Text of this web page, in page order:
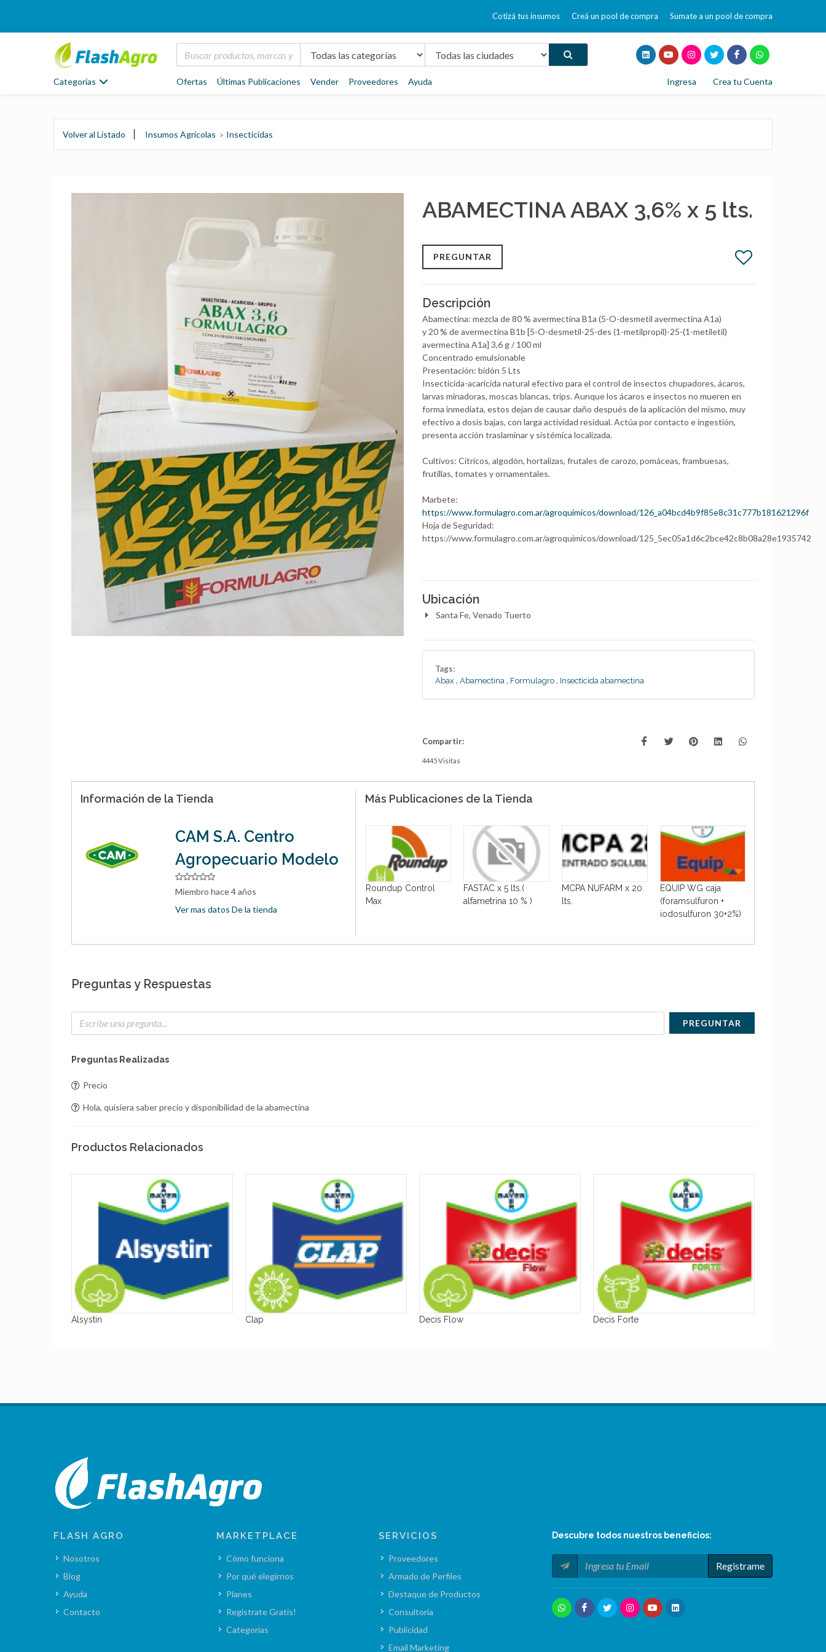
Cotizá tus insumos Creá un pool de compra Sumate a un pool de compra
Categorías Ofertas Últimas Publicaciones Vender Proveedores Ayuda Ingresa Crea tu Cuenta
Volver al Listado Insumos Agrícolas Insecticidas
ABAMECTINA ABAX 3,6% x 5 lts.
PREGUNTAR
Descripción
Abamectina: mezcla de 80 % avermectina B1a (5-O-desmetil avermectina A1a)
y 20 % de avermectina B1b [5-O-desmetil-25-des (1-metilpropil)-25-(1-metiletil)
avermectina A1a] 3,6 g / 100 ml
Concentrado emulsionable
Presentación: bidón 5 Lts
Insecticida-acaricida natural efectivo para el control de insectos chupadores, ácaros,
larvas minadoras, moscas blancas, trips. Aunque los ácaros e insectos no mueren en
forma inmediata, estos dejan de causar daño después de la aplicación del mismo, muy
efectivo a dosis bajas, con larga actividad residual. Actúa por contacto e ingestión,
presenta acción traslaminar y sistémica localizada.
Cultivos: Citricos, algodón, hortalizas, frutales de carozo, pomáceas, frambuesas,
frutillas, tomates y ornamentales.
Marbete:
https://www.formulagro.com.ar/agroquimicos/download/126_a04bcd4b9f85e8c31c777b181621296f
Hoja de Seguridad:
https://www.formulagro.com.ar/agroquimicos/download/125_5ec05a1d6c2bce42c8b08a28e1935742
Ubicación
Santa Fe, Venado Tuerto
Tags:
Abax , Abamectina , Formulagro , Insecticida abamectina
Compartir:
4445 Visitas
Información de la Tienda
CAM S.A. Centro
Agropecuario Modelo
Miembro hace 4 años
Ver mas datos De la tienda
Más Publicaciones de la Tienda
AZOXY PRO x 5 lts.
siliconado )
Roundup Control
Max
FASTAC x 5 lts.(
alfametrina 10 % )
MCPA NUFARM x 20
lts.
EQUIP WG caja
(foramsulfuron +
iodosulfuron 30+2%)
Preguntas y Respuestas
PREGUNTAR
Preguntas Realizadas
Precio
Hola, quisiera saber precio y disponibilidad de la abamectina
Productos Relacionados
Alsystin Clap Decis Flow Decis Forte
FLASH AGRO
Nosotros
Blog
Ayuda
Contacto
MARKETPLACE
Cómo funciona
Por qué elegirnos
Planes
Registrate Gratis!
Categorías
SERVICIOS
Proveedores
Armado de Perfiles
Destaque de Productos
Consultoría
Publicidad
Email Marketing
Descubre todos nuestros beneficios:
Registrame